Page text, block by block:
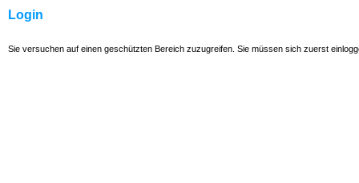
Login
Sie versuchen auf einen geschützten Bereich zuzugreifen. Sie müssen sich zuerst